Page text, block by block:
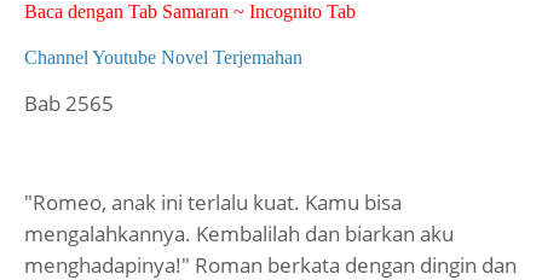
Baca dengan Tab Samaran ~ Incognito Tab
Channel Youtube Novel Terjemahan
Bab 2565
"Romeo, anak ini terlalu kuat. Kamu bisa
mengalahkannya. Kembalilah dan biarkan aku
menghadapinya!" Roman berkata dengan dingin dan